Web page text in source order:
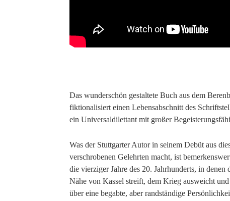
Das wunderschön gestaltete Buch aus dem
fiktionalisiert einen Lebensabschnitt des
ein Universaldilettant mit großer
Was der Stuttgarter Autor in seinem Debüt aus
verschrobenen Gelehrten macht, ist
die vierziger Jahre des 20. Jahrhunderts, in
Nähe von Kassel streift, dem Krieg ausweicht
über eine begabte, aber randständige